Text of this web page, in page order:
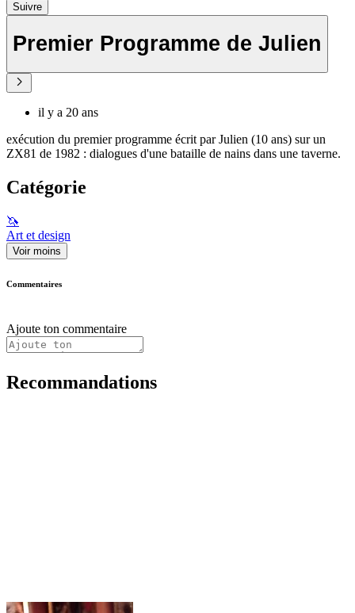
Suivre
Premier Programme de Julien
il y a 20 ans
exécution du premier programme écrit par Julien (10 ans) sur un
ZX81 de 1982 : dialogues d'une bataille de nains dans une taverne.
Catégorie
🦄
Art et design
Voir moins
Commentaires
Ajoute ton commentaire
Recommandations